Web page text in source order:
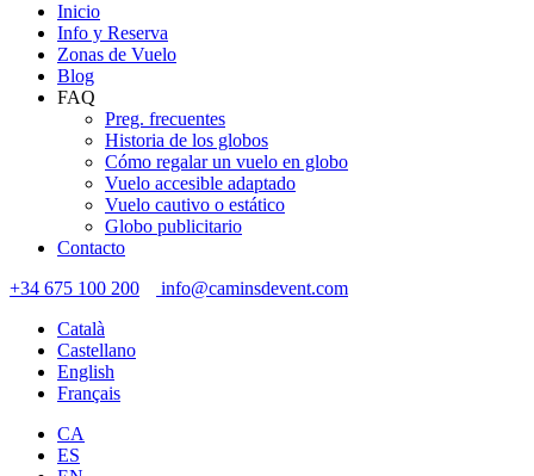
Inicio
Info y Reserva
Zonas de Vuelo
Blog
FAQ
Preg. frecuentes
Historia de los globos
Cómo regalar un vuelo en globo
Vuelo accesible adaptado
Vuelo cautivo o estático
Globo publicitario
Contacto
+34 675 100 200
info@caminsdevent.com
Català
Castellano
English
Français
CA
ES